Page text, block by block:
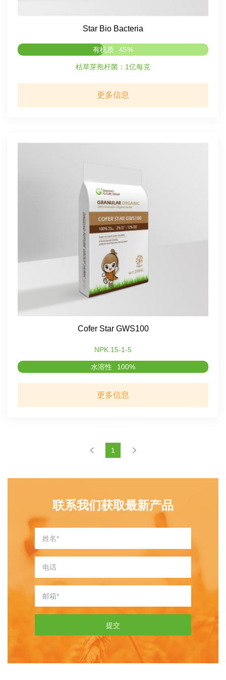
Star Bio Bacteria
有机质 45%
枯草芽孢杆菌：1亿每克
更多信息
Cofer Star GWS100
NPK:15-1-5
水溶性 100%
更多信息
1
联系我们获取最新产品
提交